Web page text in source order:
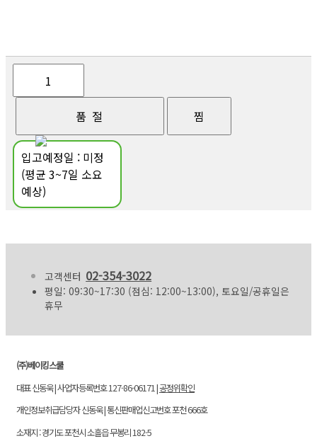
입고예정일 : 미정
(평균 3~7일 소요
예상)
고객센터 02-354-3022
평일: 09:30~17:30 (점심: 12:00~13:00), 토요일/공휴일은
휴무
(주)베이킹스쿨
대표 신동욱 | 사업자등록번호 127-86-06171 |공정위확인
개인정보취급담당자 신동욱 | 통신판매업신고번호 포천 666호
소재지 : 경기도 포천시 소흘읍 무봉리 182-5